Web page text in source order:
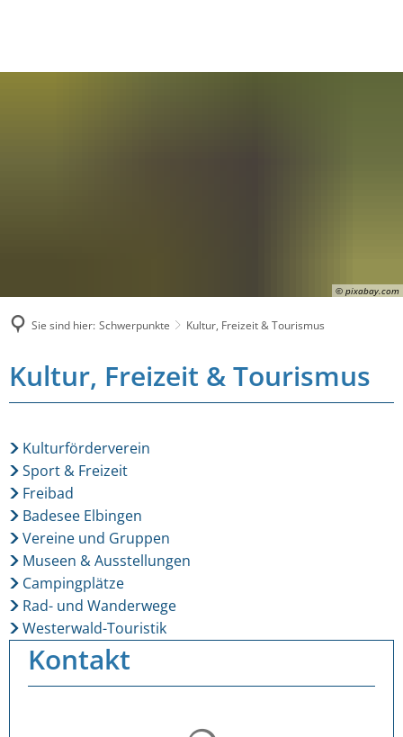
© pixabay.com
Sie sind hier: Schwerpunkte Kultur, Freizeit & Tourismus
Kultur, Freizeit & Tourismus
Kulturförderverein
Sport & Freizeit
Freibad
Badesee Elbingen
Vereine und Gruppen
Museen & Ausstellungen
Campingplätze
Rad- und Wanderwege
Westerwald-Touristik
Kontakt